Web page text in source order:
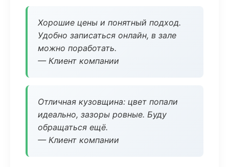
Хорошие цены и понятный подход.
Удобно записаться онлайн, в зале
можно поработать.
— Клиент компании
Отличная кузовщина: цвет попали
идеально, зазоры ровные. Буду
обращаться ещё.
— Клиент компании